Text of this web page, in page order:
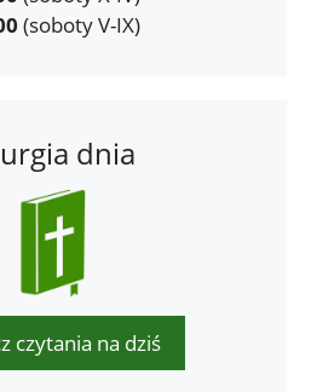
(soboty V-IX)
dnia
czytania na dziś